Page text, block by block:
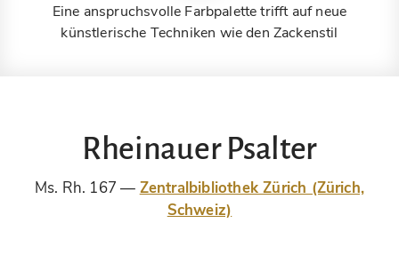
Eine anspruchsvolle Farbpalette trifft auf neue
künstlerische Techniken wie den Zackenstil
Rheinauer Psalter
Ms. Rh. 167
Zentralbibliothek Zürich (Zürich,
Schweiz)